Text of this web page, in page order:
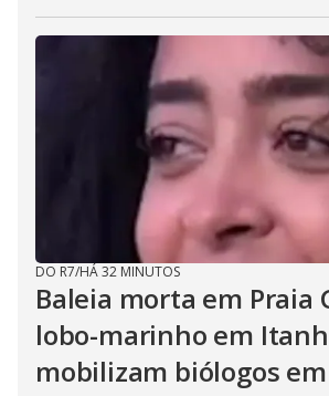
DO R7/HÁ 32 MINUTOS
Baleia morta em Praia
lobo-marinho em
mobilizam biólogos em